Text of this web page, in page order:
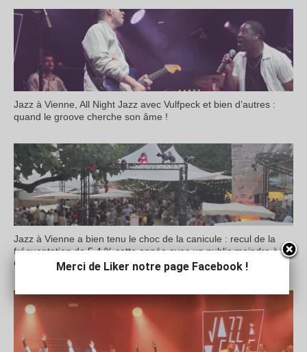
Jazz à Vienne, All Night Jazz avec Vulfpeck et bien d’autres :
quand le groove cherche son âme !
Jazz à Vienne a bien tenu le choc de la canicule : recul de la
fréquentation de 5,4 % cette année avec un public moindre à
Cybèle
Merci de Liker notre page Facebook !